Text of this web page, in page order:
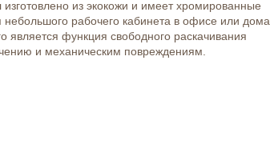
изготовлено из экокожи и имеет хромированные
небольшого рабочего кабинета в офисе или дома.
является функция свободного раскачивания
и механическим повреждениям.